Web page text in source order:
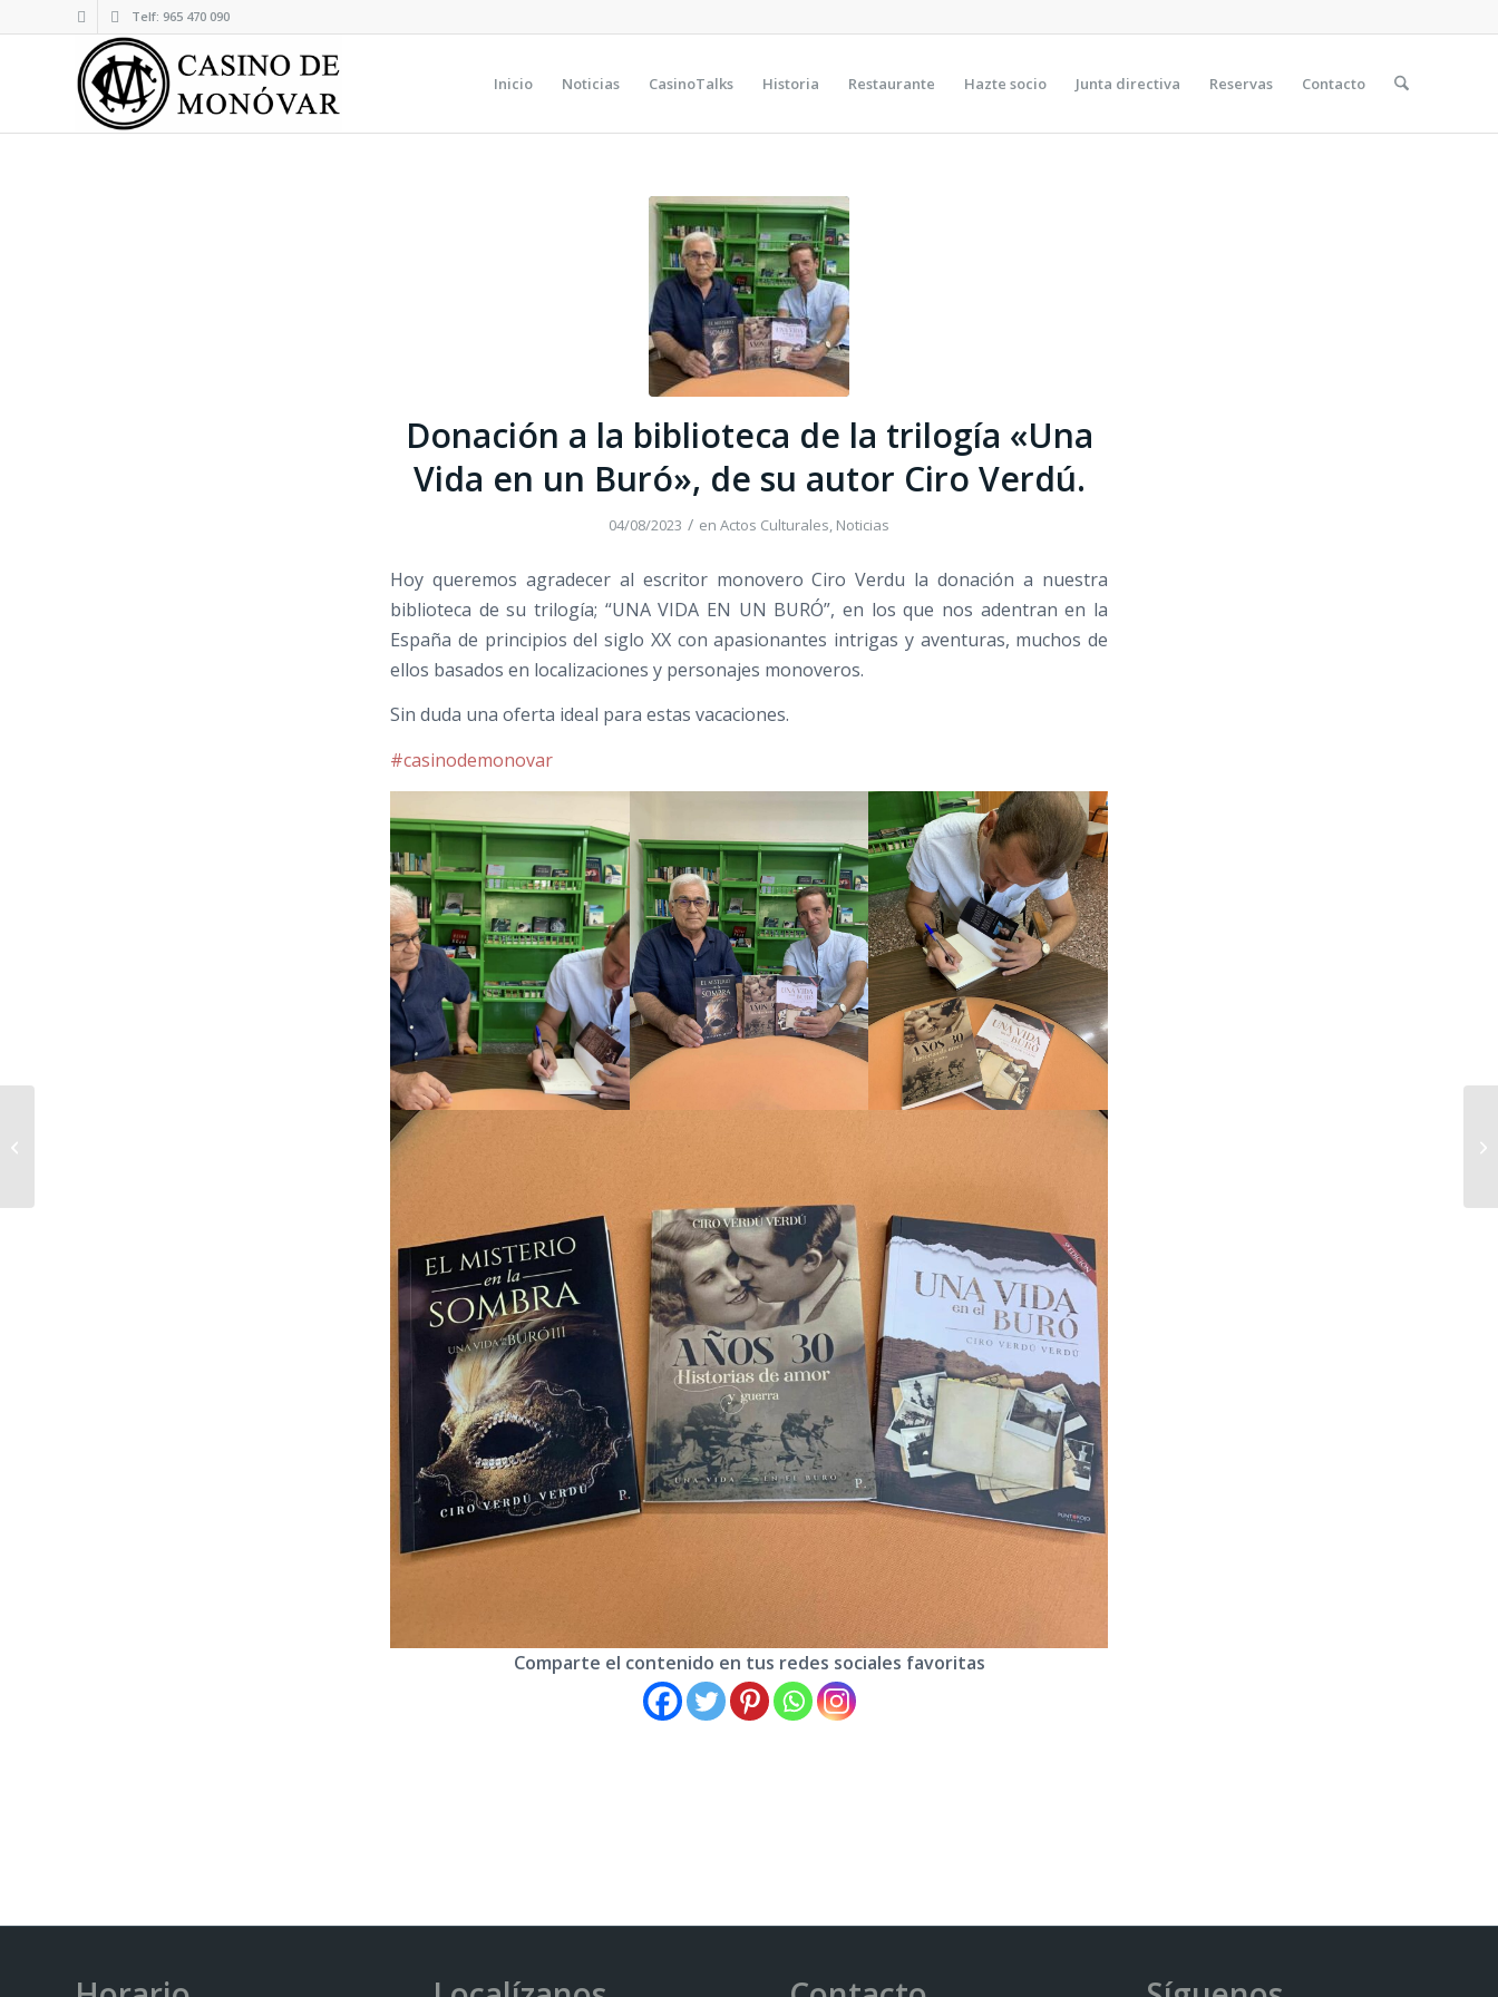
Telf: 965 470 090
Inicio Noticias CasinoTalks Historia Restaurante Hazte socio Junta directiva Reservas Contacto
Donación a la biblioteca de la trilogía «Una
Vida en un Buró», de su autor Ciro Verdú.
04/08/2023 / en Actos Culturales, Noticias
Hoy queremos agradecer al escritor monovero Ciro Verdu la donación a nuestra
biblioteca de su trilogía; “UNA VIDA EN UN BURÓ”, en los que nos adentran en la
España de principios del siglo XX con apasionantes intrigas y aventuras, muchos de
ellos basados en localizaciones y personajes monoveros.
Sin duda una oferta ideal para estas vacaciones.
#casinodemonovar
Comparte el contenido en tus redes sociales favoritas